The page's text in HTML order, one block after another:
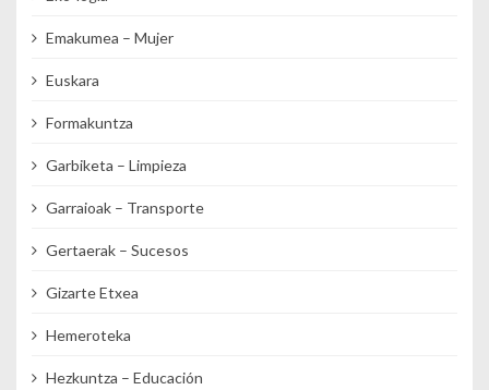
Emakumea – Mujer
Euskara
Formakuntza
Garbiketa – Limpieza
Garraioak – Transporte
Gertaerak – Sucesos
Gizarte Etxea
Hemeroteka
Hezkuntza – Educación